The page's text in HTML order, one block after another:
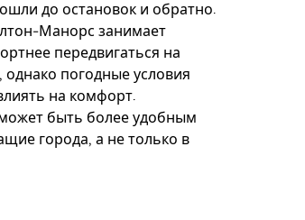
до остановок и обратно.
Манорс занимает
передвигаться на
погодные условия
на комфорт.
быть более удобным
города, а не только в